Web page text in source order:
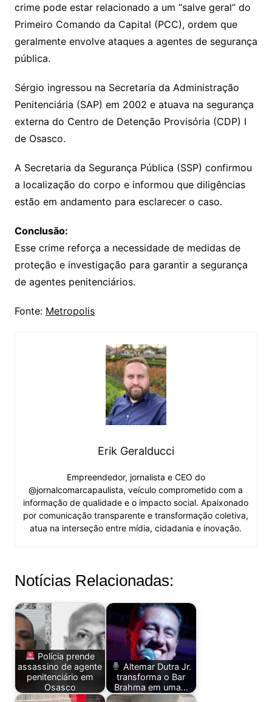
crime pode estar relacionado a um “salve geral” do
Primeiro Comando da Capital (PCC), ordem que
geralmente envolve ataques a agentes de segurança
pública.
Sérgio ingressou na Secretaria da Administração
Penitenciária (SAP) em 2002 e atuava na segurança
externa do Centro de Detenção Provisória (CDP) I
de Osasco.
A Secretaria da Segurança Pública (SSP) confirmou
a localização do corpo e informou que diligências
estão em andamento para esclarecer o caso.
Conclusão:
Esse crime reforça a necessidade de medidas de
proteção e investigação para garantir a segurança
de agentes penitenciários.
Fonte: Metropolis
Erik Geralducci
Empreendedor, jornalista e CEO do
@jornalcomarcapaulista, veículo comprometido com a
informação de qualidade e o impacto social. Apaixonado
por comunicação transparente e transformação coletiva,
atua na interseção entre mídia, cidadania e inovação.
Notícias Relacionadas:
Polícia prende
assassino de agente
penitenciário em
Osasco
Altemar Dutra Jr.
transforma o Bar
Brahma em uma…